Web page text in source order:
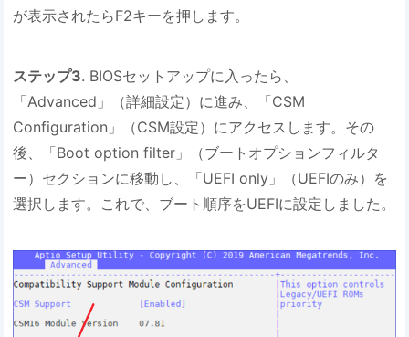
が表示されたらF2キーを押します。
ステップ3. BIOSセットアップに入ったら、
「Advanced」（詳細設定）に進み、「CSM
Configuration」（CSM設定）にアクセスします。その
後、「Boot option filter」（ブートオプションフィルタ
ー）セクションに移動し、「UEFI only」（UEFIのみ）を
選択します。これで、ブート順序をUEFIに設定しました。